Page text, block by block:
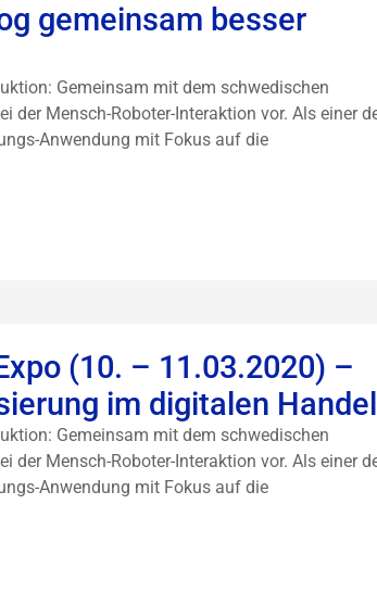
gemeinsam besser
Gemeinsam mit dem schwedischen
der Mensch-Roboter-Interaktion vor. Als einer
Anwendung mit Fokus auf die
(10. – 11.03.2020) –
im digitalen Handel
Gemeinsam mit dem schwedischen
der Mensch-Roboter-Interaktion vor. Als einer
Anwendung mit Fokus auf die